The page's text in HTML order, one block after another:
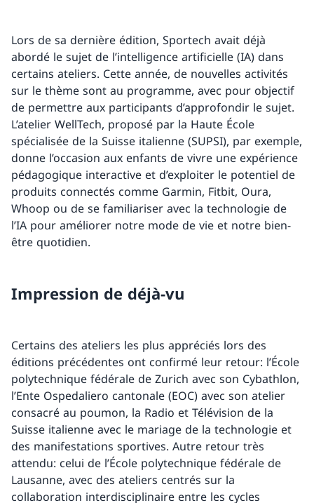
Lors de sa dernière édition, Sportech avait déjà
abordé le sujet de l’intelligence artificielle (IA) dans
certains ateliers. Cette année, de nouvelles activités
sur le thème sont au programme, avec pour objectif
de permettre aux participants d’approfondir le sujet.
L’atelier WellTech, proposé par la Haute École
spécialisée de la Suisse italienne (SUPSI), par exemple,
donne l’occasion aux enfants de vivre une expérience
pédagogique interactive et d’exploiter le potentiel de
produits connectés comme Garmin, Fitbit, Oura,
Whoop ou de se familiariser avec la technologie de
l’IA pour améliorer notre mode de vie et notre bien-
être quotidien.
Impression de déjà-vu
Certains des ateliers les plus appréciés lors des
éditions précédentes ont confirmé leur retour: l’École
polytechnique fédérale de Zurich avec son Cybathlon,
l’Ente Ospedaliero cantonale (EOC) avec son atelier
consacré au poumon, la Radio et Télévision de la
Suisse italienne avec le mariage de la technologie et
des manifestations sportives. Autre retour très
attendu: celui de l’École polytechnique fédérale de
Lausanne, avec des ateliers centrés sur la
collaboration interdisciplinaire entre les cycles